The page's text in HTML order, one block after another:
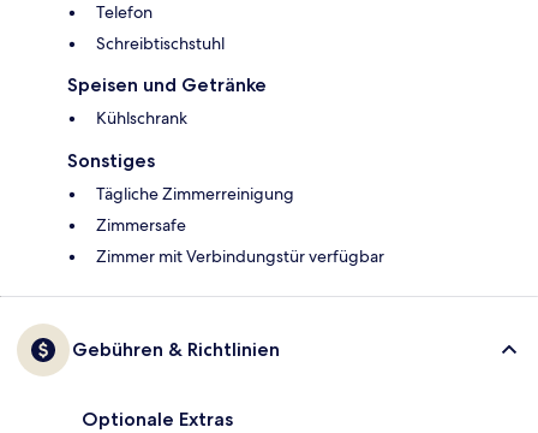
Telefon
Schreibtischstuhl
Speisen und Getränke
Kühlschrank
Sonstiges
Tägliche Zimmerreinigung
Zimmersafe
Zimmer mit Verbindungstür verfügbar
Gebühren & Richtlinien
Optionale Extras